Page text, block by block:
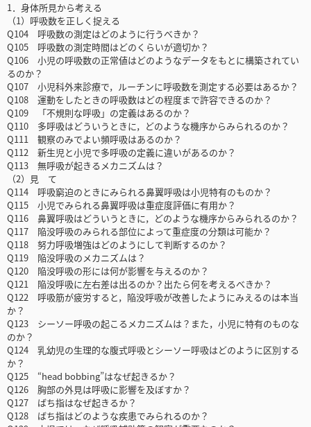
1．身体所見から考える
（1）呼吸数を正しく捉える
Q104 呼吸数の測定はどのように行うべきか？
Q105 呼吸数の測定時間はどのくらいが適切か？
Q106 小児の呼吸数の正常値はどのようなデータをもとに構築されてい
るのか？
Q107 小児科外来診療で，ルーチンに呼吸数を測定する必要はあるか？
Q108 運動をしたときの呼吸数はどの程度まで許容できるのか？
Q109 「不規則な呼吸」の定義はあるのか？
Q110 多呼吸はどういうときに，どのような機序からみられるのか？
Q111 観察のみでよい頻呼吸はあるのか？
Q112 新生児と小児で多呼吸の定義に違いがあるのか？
Q113 無呼吸が起きるメカニズムは？
（2）見 て
Q114 呼吸窮迫のときにみられる鼻翼呼吸は小児特有のものか？
Q115 小児でみられる鼻翼呼吸は重症度評価に有用か？
Q116 鼻翼呼吸はどういうときに，どのような機序からみられるのか？
Q117 陥没呼吸のみられる部位によって重症度の分類は可能か？
Q118 努力呼吸増強はどのようにして判断するのか？
Q119 陥没呼吸のメカニズムは？
Q120 陥没呼吸の形には何が影響を与えるのか？
Q121 陥没呼吸に左右差は出るのか？出たら何を考えるべきか？
Q122 呼吸筋が疲労すると，陥没呼吸が改善したようにみえるのは本当
か？
Q123 シーソー呼吸の起こるメカニズムは？また，小児に特有のものな
のか？
Q124 乳幼児の生理的な腹式呼吸とシーソー呼吸はどのように区別する
か？
Q125 “head bobbing”はなぜ起きるか？
Q126 胸部の外見は呼吸に影響を及ぼすか？
Q127 ばち指はなぜ起きるか？
Q128 ばち指はどのような疾患でみられるのか？